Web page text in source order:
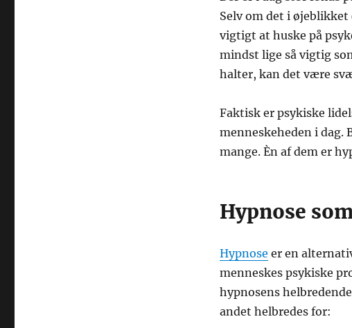
Selv om det i øjeblikket
vigtigt at huske på
mindst lige så vigtig
halter, kan det være
Faktisk er psykiske
menneskeheden i dag.
mange. Èn af dem er
Hypnose
Hypnose er en
menneskes psykiske
hypnosens
andet helbredes for: